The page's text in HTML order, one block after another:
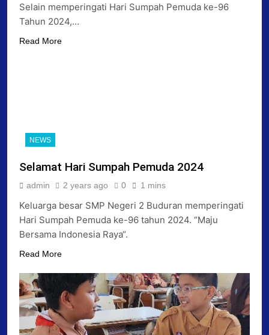
Selain memperingati Hari Sumpah Pemuda ke-96
Tahun 2024,…
Read More
NEWS
Selamat Hari Sumpah Pemuda 2024
admin 2 years ago 0 1 mins
Keluarga besar SMP Negeri 2 Buduran memperingati
Hari Sumpah Pemuda ke-96 tahun 2024. “Maju
Bersama Indonesia Raya“.
Read More